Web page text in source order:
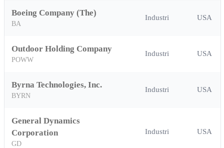
Boeing Company (The)
BA
Industri USA
Outdoor Holding Company
POWW
Industri USA
Byrna Technologies, Inc.
BYRN
Industri USA
General Dynamics
Corporation
GD
Industri USA